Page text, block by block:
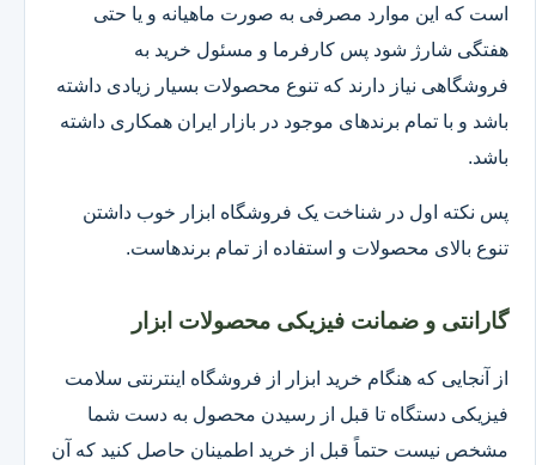
است که این موارد مصرفی به صورت ماهیانه و یا حتی
هفتگی شارژ شود پس کارفرما و مسئول خرید به
فروشگاهی نیاز دارند که تنوع محصولات بسیار زیادی داشته
باشد و با تمام برندهای موجود در بازار ایران همکاری داشته
باشد.
پس نکته اول در شناخت یک فروشگاه ابزار خوب داشتن
تنوع بالای محصولات و استفاده از تمام برندهاست.
گارانتی و ضمانت فیزیکی محصولات ابزار
از آنجایی که هنگام خرید ابزار از فروشگاه اینترنتی سلامت
فیزیکی دستگاه تا قبل از رسیدن محصول به دست شما
مشخص نیست حتماً قبل از خرید اطمینان حاصل کنید که آن